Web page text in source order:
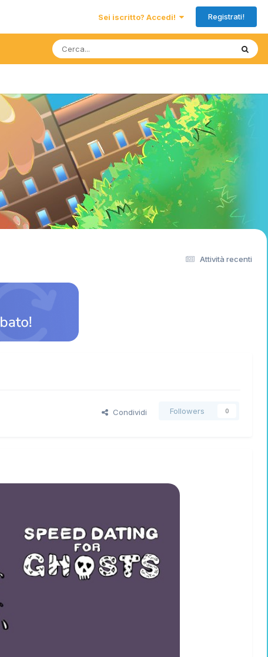
Sei iscritto? Accedi! Registrati!
Attività recenti
Condividi Followers 0